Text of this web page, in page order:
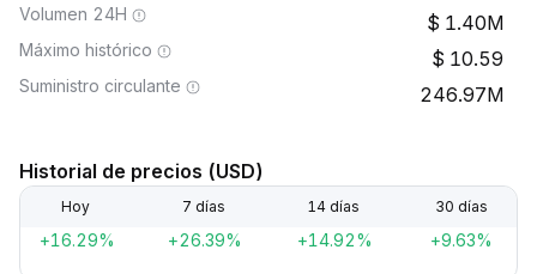
Volumen 24H 1.40M
Máximo histórico 10.59
Suministro circulante 246.97M
Historial de precios (USD)
Hoy 7 días 14 días 30 días
+16.29% +26.39% +14.92% +9.63%